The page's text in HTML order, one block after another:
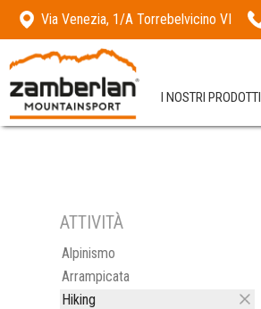
Via Venezia, 1/A Torrebelvicino VI
I NOSTRI PRODOTTI
ATTIVITÀ
Alpinismo
Arrampicata
Hiking